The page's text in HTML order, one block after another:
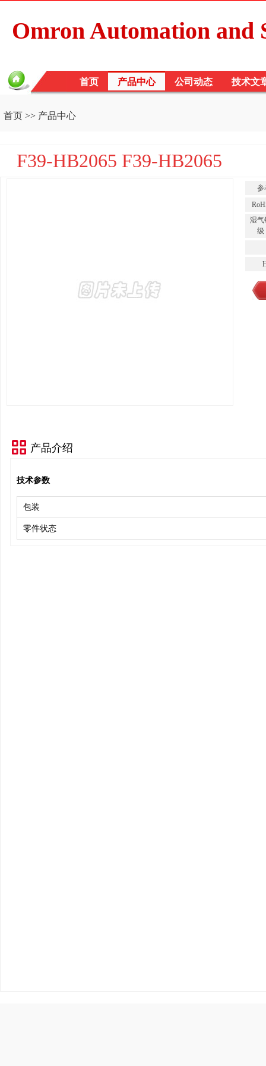
Omron Automation and
首页 产品中心 公司动态 技术文
首页 >> 产品中心
F39-HB2065 F39-HB2065
参
湿气
级
产品介绍
技术参数
包装
零件状态